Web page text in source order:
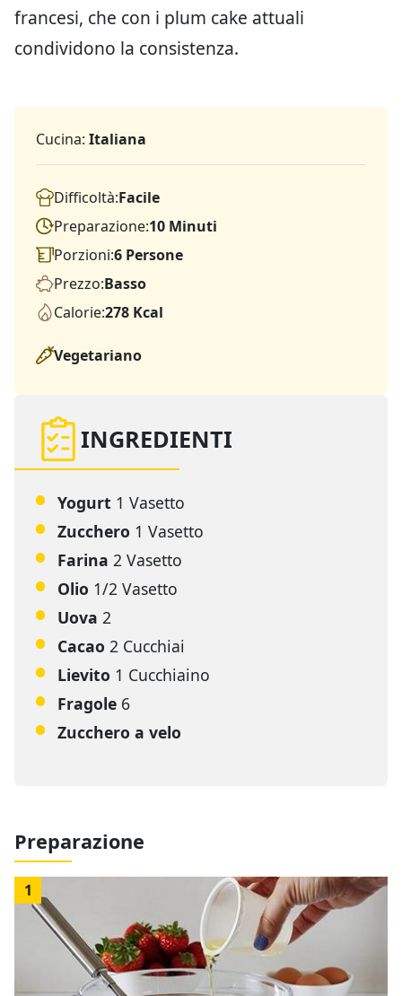
francesi, che con i plum cake attuali
condividono la consistenza.
Cucina: Italiana
Difficoltà:Facile
Preparazione:10 Minuti
Porzioni:6 Persone
Prezzo:Basso
Calorie:278 Kcal
Vegetariano
INGREDIENTI
Yogurt 1 Vasetto
Zucchero 1 Vasetto
Farina 2 Vasetto
Olio 1/2 Vasetto
Uova 2
Cacao 2 Cucchiai
Lievito 1 Cucchiaino
Fragole 6
Zucchero a velo
Preparazione
1